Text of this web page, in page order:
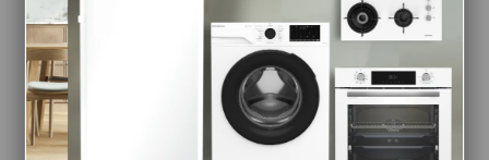
Vega 2 Raflı 3 Bölmeli Geniş
Kitaplik 80x27x106cm
Vega 5 Raflı 6 Bölmeli Geniş
Kitaplik 80x27x202cm
5.635 ₺